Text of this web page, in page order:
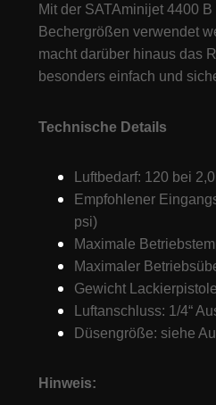
Mit der SATAminijet 4400
Bechergrößen verwendet
macht darüber hinaus das
besonders einfach und
Technische Details
Luftbedarf: 120 bei
Empfohlener
psi)
Maximale
Maximaler
Gewicht
Luftanschluss: 1/4“
Düsengröße: siehe
Hinweis: